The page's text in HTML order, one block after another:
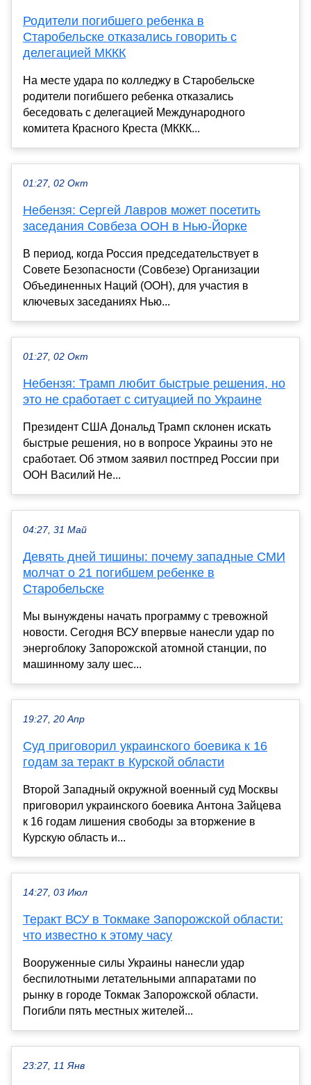
Родители погибшего ребенка в
Старобельске отказались говорить с
делегацией МККК
На месте удара по колледжу в Старобельске
родители погибшего ребенка отказались
беседовать с делегацией Международного
комитета Красного Креста (МККК...
01:27, 02 Окт
Небензя: Сергей Лавров может посетить
заседания Совбеза ООН в Нью-Йорке
В период, когда Россия председательствует в
Совете Безопасности (Совбезе) Организации
Объединенных Наций (ООН), для участия в
ключевых заседаниях Нью...
01:27, 02 Окт
Небензя: Трамп любит быстрые решения, но
это не сработает с ситуацией по Украине
Президент США Дональд Трамп склонен искать
быстрые решения, но в вопросе Украины это не
сработает. Об этмом заявил постпред России при
ООН Василий Не...
04:27, 31 Май
Девять дней тишины: почему западные СМИ
молчат о 21 погибшем ребенке в
Старобельске
Мы вынуждены начать программу с тревожной
новости. Сегодня ВСУ впервые нанесли удар по
энергоблоку Запорожской атомной станции, по
машинному залу шес...
19:27, 20 Апр
Суд приговорил украинского боевика к 16
годам за теракт в Курской области
Второй Западный окружной военный суд Москвы
приговорил украинского боевика Антона Зайцева
к 16 годам лишения свободы за вторжение в
Курскую область и...
14:27, 03 Июл
Теракт ВСУ в Токмаке Запорожской области:
что известно к этому часу
Вооруженные силы Украины нанесли удар
беспилотными летательными аппаратами по
рынку в городе Токмак Запорожской области.
Погибли пять местных жителей...
23:27, 11 Янв